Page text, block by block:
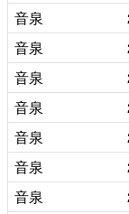
音泉
音泉
音泉
音泉
音泉
音泉
音泉